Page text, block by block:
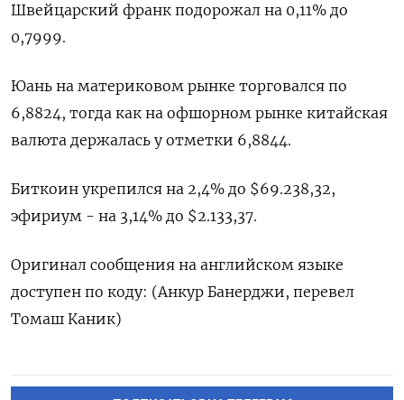
Швейцарский ‌франк подорожал на 0,11% до
0,7999.
Юань на материковом рынке торговался по
6,8824, тогда ‌как на офшорном рынке китайская
валюта держалась у отметки 6,8844.
Биткоин укрепился на 2,4% ​до $69.238,32,
эфириум - на 3,14% до $2.133,37.
Оригинал сообщения на английском языке
‌доступен по коду: (Анкур Банерджи, перевел
Томаш Каник)